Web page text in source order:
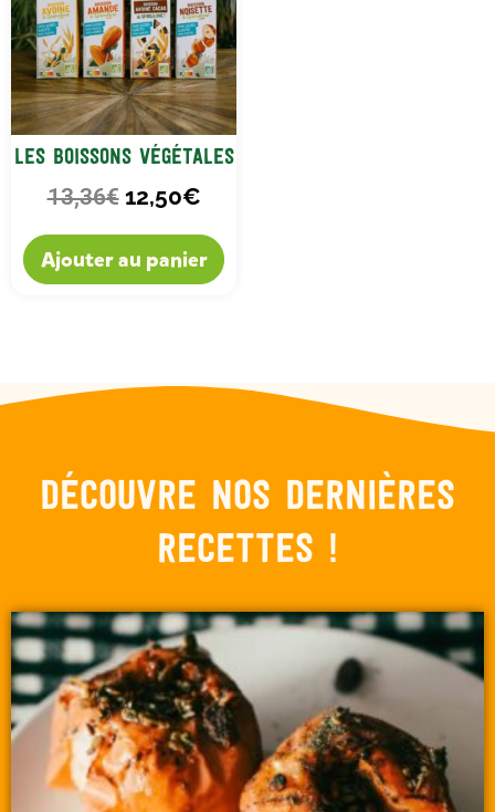
Les boissons végétales
13,36€ 12,50€
Ajouter au panier
Découvre nos dernières
recettes !